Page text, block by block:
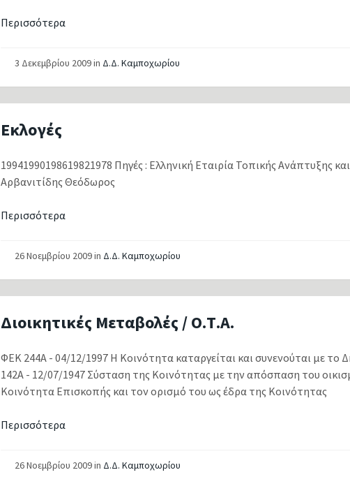
Περισσότερα
3 Δεκεμβρίου 2009in Δ.Δ. Καμποχωρίου
Εκλογές
19941990198619821978 Πηγές : Ελληνική Εταιρία Τοπικής Ανάπτυξης
Αρβανιτίδης Θεόδωρος
Περισσότερα
26 Νοεμβρίου 2009in Δ.Δ. Καμποχωρίου
Διοικητικές Μεταβολές / Ο.Τ.Α.
ΦΕΚ 244Α - 04/12/1997 Η Κοινότητα καταργείται και συνενούται με το
142Α - 12/07/1947 Σύσταση της Κοινότητας με την απόσπαση του
Κοινότητα Επισκοπής και τον ορισμό του ως έδρα της Κοινότητας
Περισσότερα
26 Νοεμβρίου 2009in Δ.Δ. Καμποχωρίου